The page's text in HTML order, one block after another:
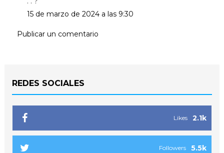
15 de marzo de 2024 a las 9:30
Publicar un comentario
REDES SOCIALES
2.1k
Likes
5.5k
Followers